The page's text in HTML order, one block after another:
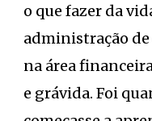
o que fazer da
administração de
na área
e grávida. Foi